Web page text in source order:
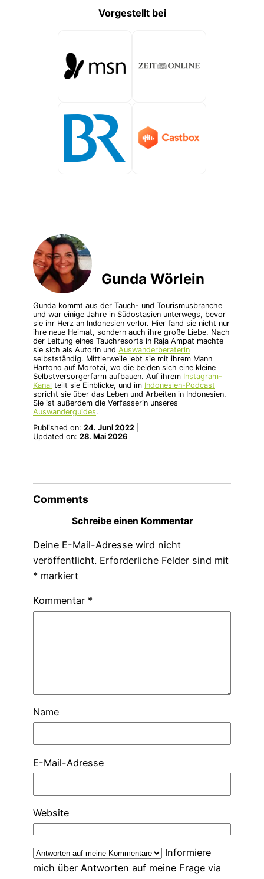
Vorgestellt bei
Gunda Wörlein
Gunda kommt aus der Tauch- und Tourismusbranche
und war einige Jahre in Südostasien unterwegs, bevor
sie ihr Herz an Indonesien verlor. Hier fand sie nicht nur
ihre neue Heimat, sondern auch ihre große Liebe. Nach
der Leitung eines Tauchresorts in Raja Ampat machte
sie sich als Autorin und Auswanderberaterin
selbstständig. Mittlerweile lebt sie mit ihrem Mann
Hartono auf Morotai, wo die beiden sich eine kleine
Selbstversorgerfarm aufbauen. Auf ihrem Instagram-
Kanal teilt sie Einblicke, und im Indonesien-Podcast
spricht sie über das Leben und Arbeiten in Indonesien.
Sie ist außerdem die Verfasserin unseres
Auswanderguides.
Published on: 24. Juni 2022
Updated on: 28. Mai 2026
Comments
Schreibe einen Kommentar
Deine E-Mail-Adresse wird nicht
veröffentlicht. Erforderliche Felder sind mit
* markiert
Kommentar *
Name
E-Mail-Adresse
Website
Informiere
mich über Antworten auf meine Frage via